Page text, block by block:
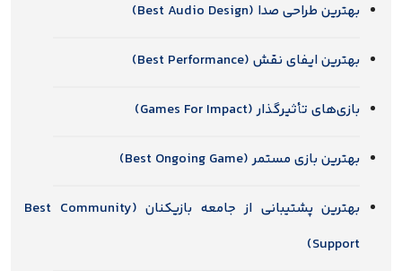
بهترین طراحی صدا (Best Audio Design)
بهترین ایفای نقش (Best Performance)
بازی‌های تأثیرگذار (Games For Impact)
بهترین بازی مستمر (Best Ongoing Game)
بهترین پشتیبانی از جامعه بازیکنان (Best Community
Support)